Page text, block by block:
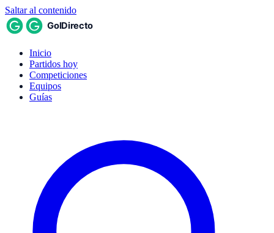
Saltar al contenido
Inicio
Partidos hoy
Competiciones
Equipos
Guías